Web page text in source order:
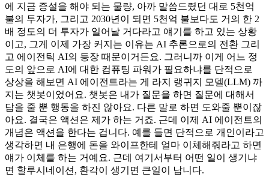
에 지금 증설을 해야 되는 물량, 아까 말씀드렸던 대로 5천억
불의 투자가, 그리고 2030년이 되면 5천억 불보다도 거의 한 2
배 정도의 더 투자가 일어날 거다라고 얘기를 하고 있는 상황
이고, 그게 이제 가장 커지는 이유는 AI 추론으로의 전환 그리
고 에이전틱 AI의 등장 때문이거든요. 그러니까 이게 어느 정
도의 앞으로 AI에 대한 컴퓨팅 파워가 필요하냐를 단적으로
상상을 해보면 AI 에이전트라는 게 라지 랭귀지 모델(LLM) 까
지는 챗봇이었어요. 챗봇은 내가 질문을 하면 질문에 대해서
답을 줄 뿐 행동을 하진 않아요. 다른 말로 하면 도와줄 뿐이잖
아요. 결국은 액션은 제가 하는 거죠. 근데 이제 AI 에이전트의
개념은 액션을 한다는 겁니다. 예를 들면 단적으로 개인이라고
생각하면 내 은행에 돈을 와이프한테 얼마 이체해줘라고 하면
얘가 이체를 하는 거예요. 근데 여기서부터 어떤 일이 생기냐
면 할루시네이션, 환각이 생기면 큰일이 납니다.